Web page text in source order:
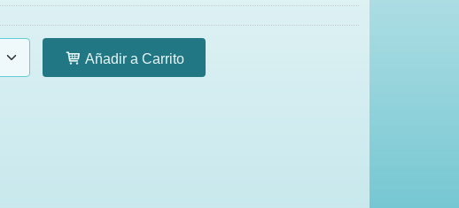
Añadir a Carrito